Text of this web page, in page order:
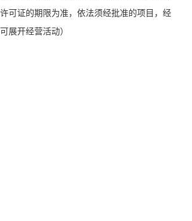
可证的期限为准，依法须经批准的项目，经
展开经营活动）